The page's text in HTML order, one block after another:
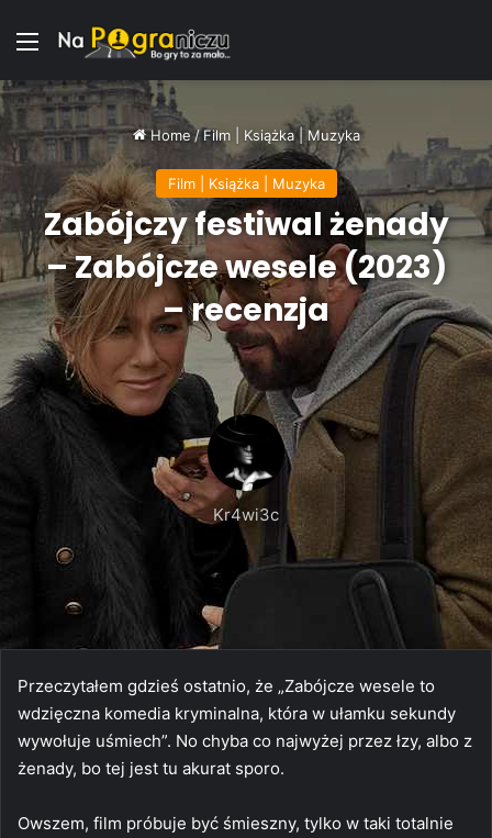
Menu
Home / Film | Książka | Muzyka
Film | Książka | Muzyka
Zabójczy festiwal żenady
– Zabójcze wesele (2023)
– recenzja
Kr4wi3c
Przeczytałem gdzieś ostatnio, że „Zabójcze wesele to
wdzięczna komedia kryminalna, która w ułamku sekundy
wywołuje uśmiech”. No chyba co najwyżej przez łzy, albo z
żenady, bo tej jest tu akurat sporo.
Owszem, film próbuje być śmieszny, tylko w taki totalnie